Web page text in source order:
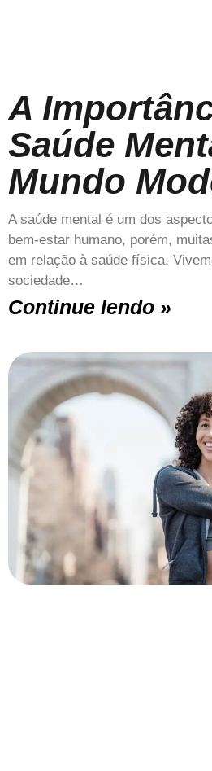
A
Saúde
Mundo
A saúde mental é um dos
bem-estar humano, porém,
em relação à saúde física.
sociedade…
Continue lendo »